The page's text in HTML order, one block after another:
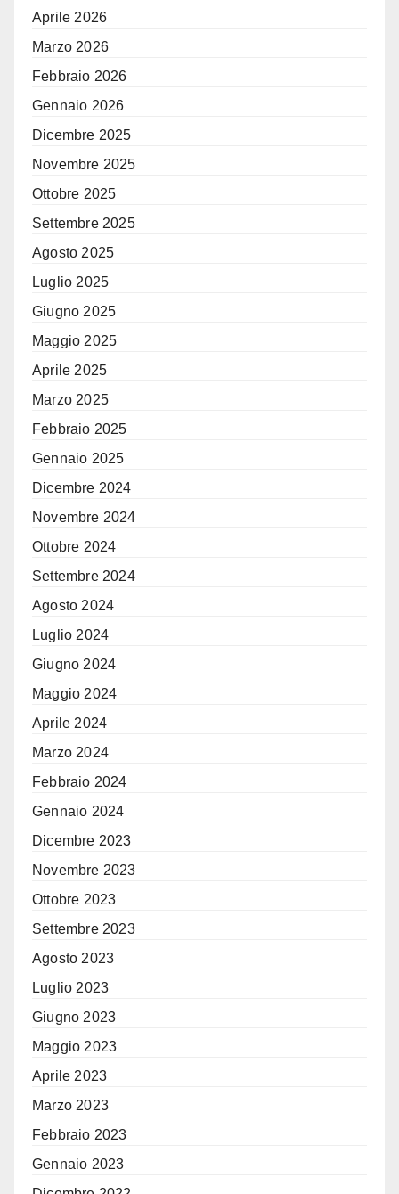
Aprile 2026
Marzo 2026
Febbraio 2026
Gennaio 2026
Dicembre 2025
Novembre 2025
Ottobre 2025
Settembre 2025
Agosto 2025
Luglio 2025
Giugno 2025
Maggio 2025
Aprile 2025
Marzo 2025
Febbraio 2025
Gennaio 2025
Dicembre 2024
Novembre 2024
Ottobre 2024
Settembre 2024
Agosto 2024
Luglio 2024
Giugno 2024
Maggio 2024
Aprile 2024
Marzo 2024
Febbraio 2024
Gennaio 2024
Dicembre 2023
Novembre 2023
Ottobre 2023
Settembre 2023
Agosto 2023
Luglio 2023
Giugno 2023
Maggio 2023
Aprile 2023
Marzo 2023
Febbraio 2023
Gennaio 2023